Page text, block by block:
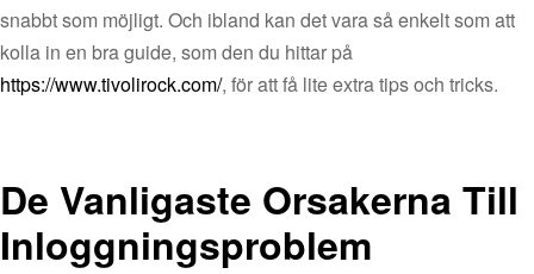
snabbt som möjligt. Och ibland kan det vara så enkelt som att
kolla in en bra guide, som den du hittar på
https://www.tivolirock.com/, för att få lite extra tips och tricks.
De Vanligaste Orsakerna Till
Inloggningsproblem